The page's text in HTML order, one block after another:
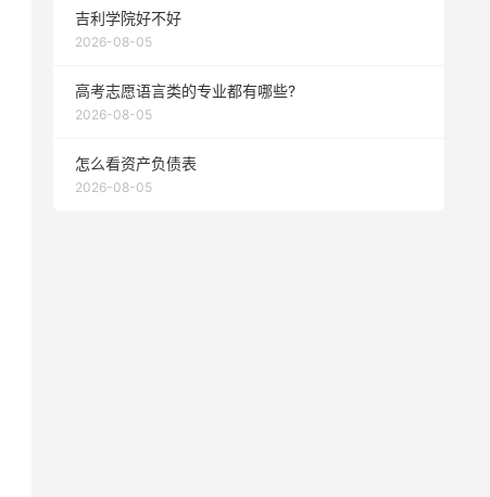
吉利学院好不好
2026-08-05
高考志愿语言类的专业都有哪些?
2026-08-05
怎么看资产负债表
2026-08-05